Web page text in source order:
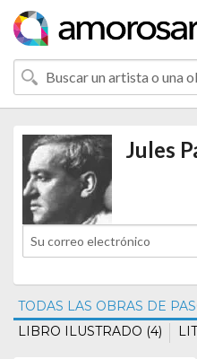
Jules
TODAS LAS OBRAS DE
LIBRO ILUSTRADO (4)